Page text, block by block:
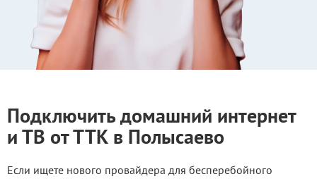
Подключить домашний интернет
и ТВ от ТТК в Полысаево
Если ищете нового провайдера для бесперебойного